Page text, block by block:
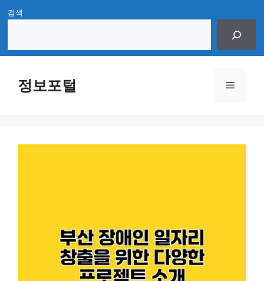
Skip
content
검색
정보포털 Menu